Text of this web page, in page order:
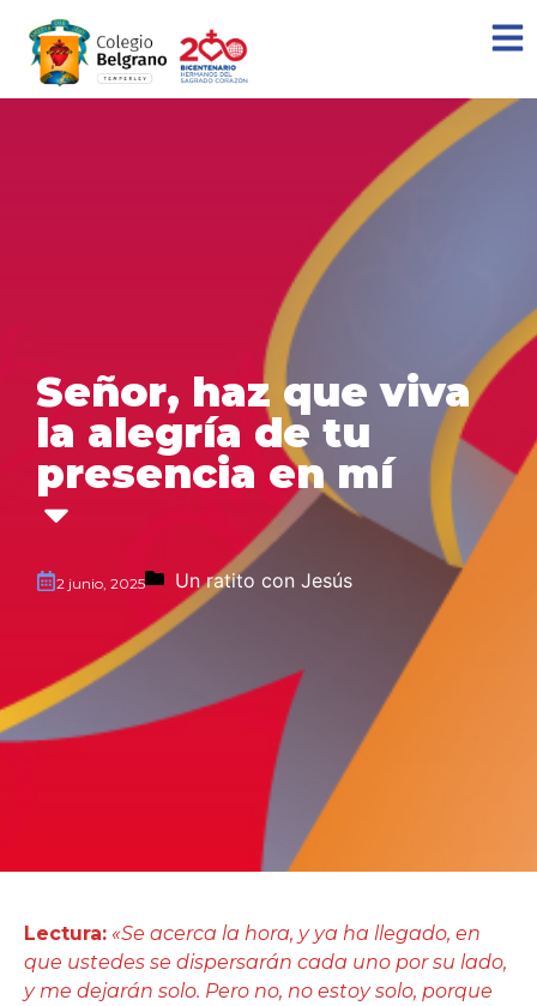
Señor, haz que viva
la alegría de tu
presencia en mí
2 junio, 2025 Un ratito con Jesús
Lectura: «Se acerca la hora, y ya ha llegado, en
que ustedes se dispersarán cada uno por su lado,
y me dejarán solo. Pero no, no estoy solo, porque